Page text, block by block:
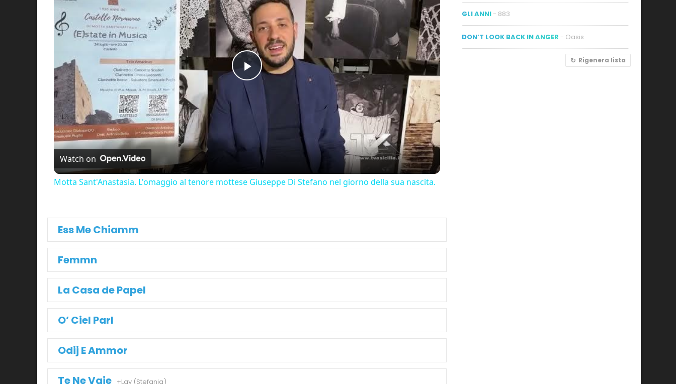
Play
Video
Watch on
Motta Sant'Anastasia. L'omaggio al tenore mottese Giuseppe Di Stefano nel giorno della sua nascita.
Ess Me Chiamm
Femmn
La Casa de Papel
O’ Ciel Parl
Odij E Ammor
Te Ne Vaje +Lay (Stefania)
GLI ANNI - 883
DON’T LOOK BACK IN ANGER - Oasis
Rigenera lista